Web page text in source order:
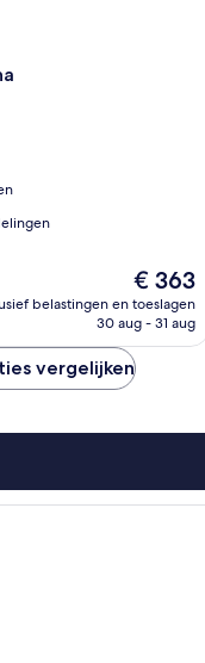
De
prijs
is
€ 363
belastingen en toeslagen
30 aug - 31 aug
vergelijken